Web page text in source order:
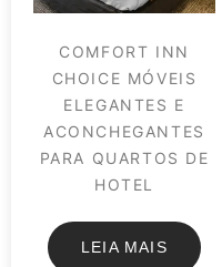
COMFORT INN
CHOICE MÓVEIS
ELEGANTES E
ACONCHEGANTES
PARA QUARTOS DE
HOTEL
LEIA MAIS